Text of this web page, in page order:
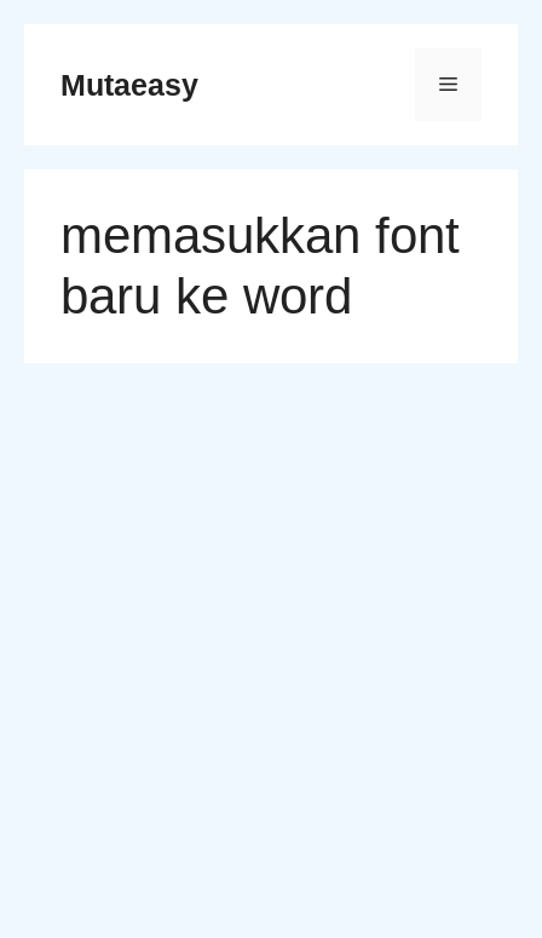
contentMutaeasy Menu
memasukkan font
baru ke word